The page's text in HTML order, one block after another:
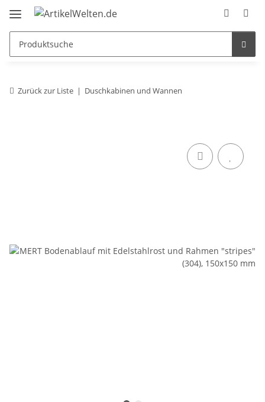
Zurück zur Liste Duschkabinen und Wannen